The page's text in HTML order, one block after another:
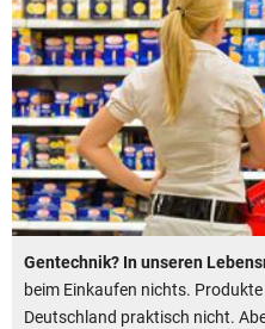
Gentechnik? In unseren
beim Einkaufen nichts.
Deutschland praktisch nicht.